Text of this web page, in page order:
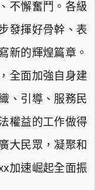
不懈奮鬥。各級
發揮好骨幹、表
新的輝煌篇章。
全面加強自身建
、引導、服務民
權益的工作做得
大民眾，凝聚和
加速崛起全面振